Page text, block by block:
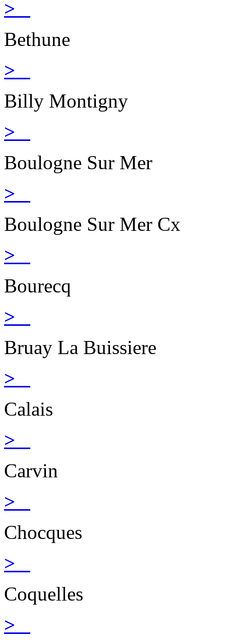
>
Bethune
>
Billy Montigny
>
Boulogne Sur Mer
>
Boulogne Sur Mer Cx
>
Bourecq
>
Bruay La Buissiere
>
Calais
>
Carvin
>
Chocques
>
Coquelles
>